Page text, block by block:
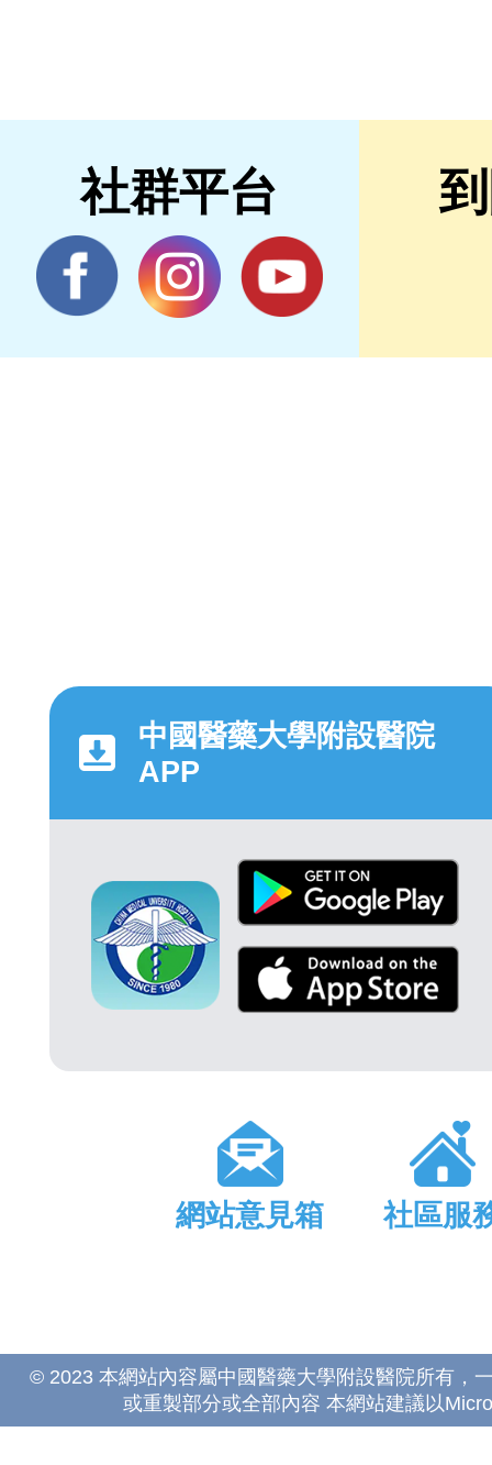
社群平台
中國醫藥大學附設醫院
APP
網站意見箱 社區服
© 2023 本網站內容屬中國醫藥大學附設醫院所有，
或重製部分或全部內容 本網站建議以